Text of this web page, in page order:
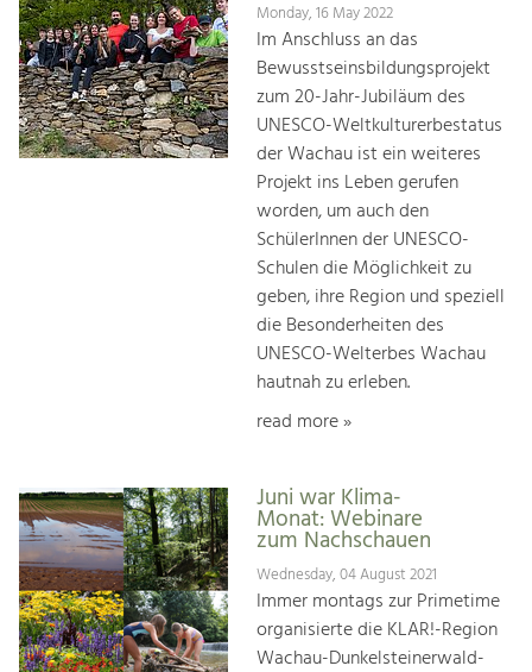
Monday, 16 May 2022
Im Anschluss an das
Bewusstseinsbildungsprojekt
zum 20-Jahr-Jubiläum des
UNESCO-Weltkulturerbestatus
der Wachau ist ein weiteres
Projekt ins Leben gerufen
worden, um auch den
SchülerInnen der UNESCO-
Schulen die Möglichkeit zu
geben, ihre Region und speziell
die Besonderheiten des
UNESCO-Welterbes Wachau
hautnah zu erleben.
read more »
Juni war Klima-
Monat: Webinare
zum Nachschauen
Wednesday, 04 August 2021
Immer montags zur Primetime
organisierte die KLAR!-Region
Wachau-Dunkelsteinerwald-